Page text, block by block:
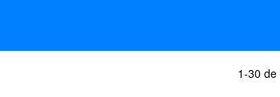
1-30 de